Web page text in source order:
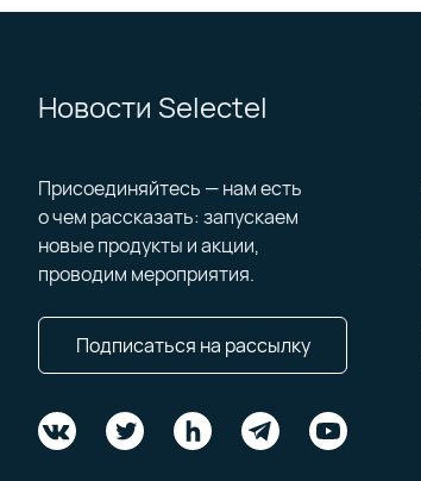
Новости Selectel
Присоединяйтесь — нам есть
о чем рассказать: запускаем
новые продукты и акции,
проводим мероприятия.
Подписаться на рассылку